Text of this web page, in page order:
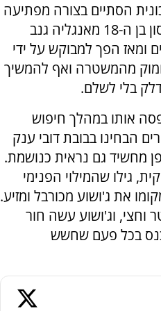
הסתיים בצורה מפתיעה
בעזרת דובי ענק. ג'ושוע דודסון בן ה-18 מאנגליה גנב
ומאז הפך למבוקש על ידי
מהמשטרה ואף להמשיך
בלי לשלם.
אותו במהלך חיפוש
הבחינו בבובת דובי ענק
מחשיד גם נראית כנושמת.
גילו שהמילוי הפנימי
את ג'ושוע מכורבל ומזיע.
וחצי, וג'ושוע עשה חור
בכל פעם שחשש